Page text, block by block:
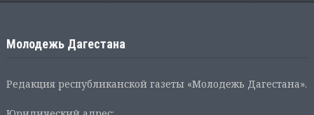
Молодежь Дагестана
Редакция республиканской газеты «Молодежь Дагестана».